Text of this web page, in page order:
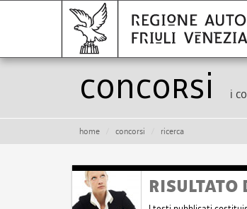
Concorsi i
home concorsi ricerca
RISULTATO